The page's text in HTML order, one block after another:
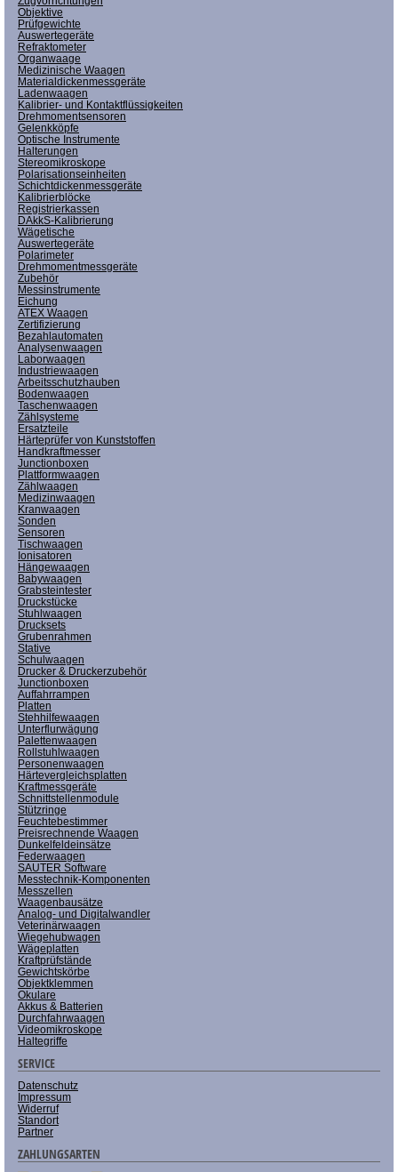
Objektive
Prüfgewichte
Auswertegeräte
Refraktometer
Organwaage
Medizinische Waagen
Materialdickenmessgeräte
Ladenwaagen
Kalibrier- und Kontaktflüssigkeiten
Drehmomentsensoren
Gelenkköpfe
Optische Instrumente
Halterungen
Stereomikroskope
Polarisationseinheiten
Schichtdickenmessgeräte
Kalibrierblöcke
Registrierkassen
DAkkS-Kalibrierung
Wägetische
Auswertegeräte
Polarimeter
Drehmomentmessgeräte
Zubehör
Messinstrumente
Eichung
ATEX Waagen
Zertifizierung
Bezahlautomaten
Analysenwaagen
Laborwaagen
Industriewaagen
Arbeitsschutzhauben
Bodenwaagen
Taschenwaagen
Zählsysteme
Ersatzteile
Härteprüfer von Kunststoffen
Handkraftmesser
Junctionboxen
Plattformwaagen
Zählwaagen
Medizinwaagen
Kranwaagen
Sonden
Sensoren
Tischwaagen
Ionisatoren
Hängewaagen
Babywaagen
Grabsteintester
Druckstücke
Stuhlwaagen
Drucksets
Grubenrahmen
Stative
Schulwaagen
Drucker & Druckerzubehör
Junctionboxen
Auffahrrampen
Platten
Stehhilfewaagen
Unterflurwägung
Palettenwaagen
Rollstuhlwaagen
Personenwaagen
Härtevergleichsplatten
Kraftmessgeräte
Schnittstellenmodule
Stützringe
Feuchtebestimmer
Preisrechnende Waagen
Dunkelfeldeinsätze
Federwaagen
SAUTER Software
Messtechnik-Komponenten
Messzellen
Waagenbausätze
Analog- und Digitalwandler
Veterinärwaagen
Wiegehubwagen
Wägeplatten
Kraftprüfstände
Gewichtskörbe
Objektklemmen
Okulare
Akkus & Batterien
Durchfahrwaagen
Videomikroskope
Haltegriffe
SERVICE
Datenschutz
Impressum
Widerruf
Standort
Partner
ZAHLUNGSARTEN